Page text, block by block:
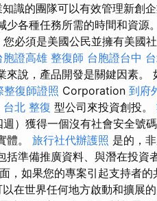
識的團隊可以有效管理新創
各種任務所需的時間和資源。
必須是美國公民並擁有美國
胞證高雄 整復師 台胞證台中
來說，產品開發是關鍵因素。
整復師證照 Corporation 到府
台北 整復 型公司來投資創投。
）獲得一個沒有社會安全號碼
體。 旅行社代辦護照 是的，
準備推廣資料、與潛在投資
，如果您的專案引起支持者
以在世界任何地方啟動和擴展